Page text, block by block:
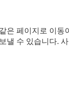
은 페이지로 이동
낼 수 있습니다.